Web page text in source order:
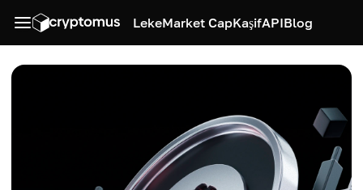
LekeMarket CapKaşifAPIBlog